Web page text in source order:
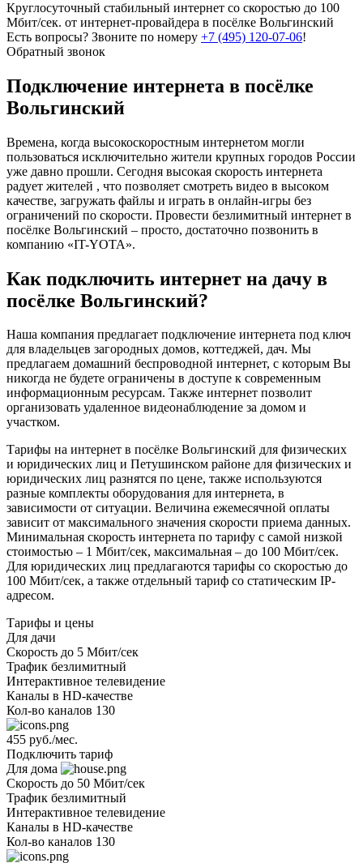
Круглосуточный стабильный интернет со скоростью до 100
Мбит/сек. от интернет-провайдера в посёлке Вольгинский
Есть вопросы? Звоните по номеру +7 (495) 120-07-06!
Обратный звонок
Подключение интернета в посёлке
Вольгинский
Времена, когда высокоскоростным интернетом могли
пользоваться исключительно жители крупных городов России
уже давно прошли. Сегодня высокая скорость интернета
радует жителей , что позволяет смотреть видео в высоком
качестве, загружать файлы и играть в онлайн-игры без
ограничений по скорости. Провести безлимитный интернет в
посёлке Вольгинский – просто, достаточно позвонить в
компанию «IT-YOTA».
Как подключить интернет на дачу в
посёлке Вольгинский?
Наша компания предлагает подключение интернета под ключ
для владельцев загородных домов, коттеджей, дач. Мы
предлагаем домашний беспроводной интернет, с которым Вы
никогда не будете ограничены в доступе к современным
информационным ресурсам. Также интернет позволит
организовать удаленное видеонаблюдение за домом и
участком.
Тарифы на интернет в посёлке Вольгинский для физических
и юридических лиц и Петушинском районе для физических и
юридических лиц разнятся по цене, также используются
разные комплекты оборудования для интернета, в
зависимости от ситуации. Величина ежемесячной оплаты
зависит от максимального значения скорости приема данных.
Минимальная скорость интернета по тарифу с самой низкой
стоимостью – 1 Мбит/сек, максимальная – до 100 Мбит/сек.
Для юридических лиц предлагаются тарифы со скоростью до
100 Мбит/сек, а также отдельный тариф со статическим IP-
адресом.
Тарифы и цены
Для дачи
Скорость до 5 Мбит/сек
Трафик безлимитный
Интерактивное телевидение
Каналы в HD-качестве
Кол-во каналов 130
455 руб./мес.
Подключить тариф
Для дома
Скорость до 50 Мбит/сек
Трафик безлимитный
Интерактивное телевидение
Каналы в HD-качестве
Кол-во каналов 130